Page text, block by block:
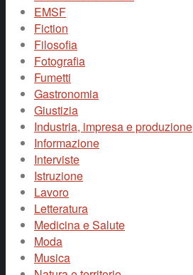
EMSF
Fiction
Filosofia
Fotografia
Fumetti
Gastronomia
Giustizia
Industria, impresa e produzione
Informazione
Interviste
Istruzione
Lavoro
Letteratura
Medicina e Salute
Moda
Musica